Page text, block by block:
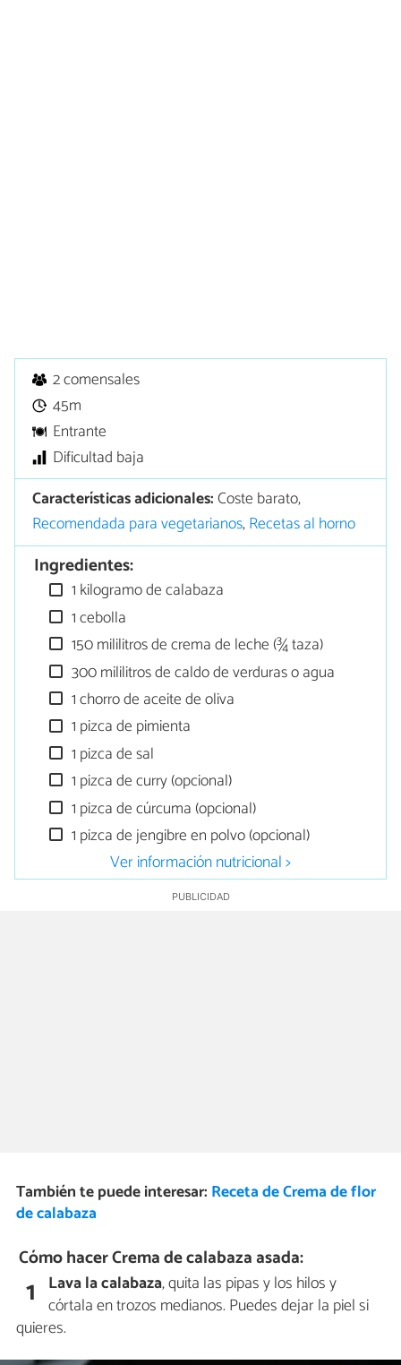
2 comensales
45m
Entrante
Dificultad baja
Características adicionales:Coste barato,
Recomendada para vegetarianos,Recetas al horno
Ingredientes:
1 kilogramo de calabaza
1 cebolla
150 mililitros de crema de leche (¾ taza)
300 mililitros de caldo de verduras o agua
1 chorro de aceite de oliva
1 pizca de pimienta
1 pizca de sal
1 pizca de curry (opcional)
1 pizca de cúrcuma (opcional)
1 pizca de jengibre en polvo (opcional)
Ver información nutricional >
También te puede interesar: Receta de Crema de flor
de calabaza
Cómo hacer Crema de calabaza asada:
1 Lava la calabaza, quita las pipas y los hilos y
córtala en trozos medianos. Puedes dejar la piel si
quieres.